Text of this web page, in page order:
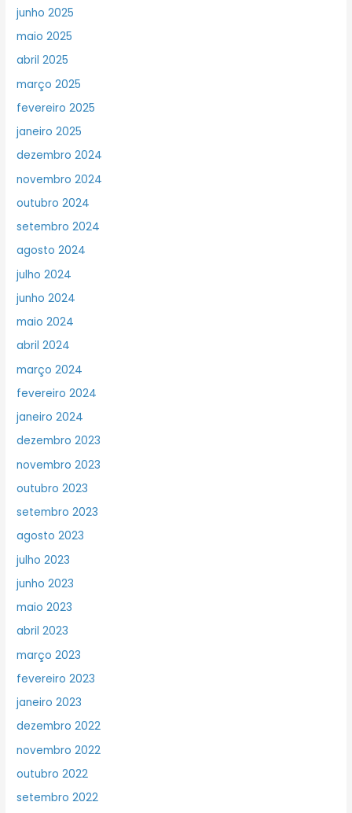
junho 2025
maio 2025
abril 2025
março 2025
fevereiro 2025
janeiro 2025
dezembro 2024
novembro 2024
outubro 2024
setembro 2024
agosto 2024
julho 2024
junho 2024
maio 2024
abril 2024
março 2024
fevereiro 2024
janeiro 2024
dezembro 2023
novembro 2023
outubro 2023
setembro 2023
agosto 2023
julho 2023
junho 2023
maio 2023
abril 2023
março 2023
fevereiro 2023
janeiro 2023
dezembro 2022
novembro 2022
outubro 2022
setembro 2022